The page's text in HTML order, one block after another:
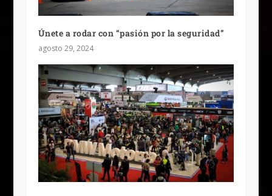
Únete a rodar con “pasión por la seguridad”
agosto 29, 2024